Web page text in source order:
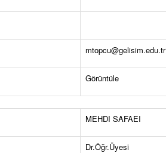
mtopcu@gelisim.edu.tr
Görüntüle
MEHDI SAFAEI
Dr.Öğr.Üyesi